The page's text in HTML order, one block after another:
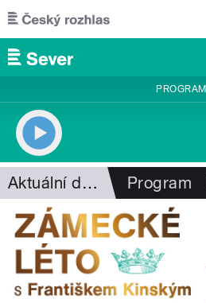
Přejít k hlavnímu obsahu
PROGRAM
Aktuální dění Program